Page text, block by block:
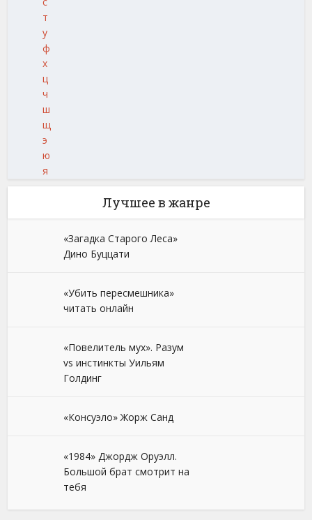
т
у
ф
х
ц
ч
ш
щ
э
ю
я
Лучшее в жанре
«Загадка Старого Леса»
Дино Буццати
«Убить пересмешника»
читать онлайн
«Повелитель мух». Разум
vs инстинкты Уильям
Голдинг
«Консуэло» Жорж Санд
«1984» Джордж Оруэлл.
Большой брат смотрит на
тебя